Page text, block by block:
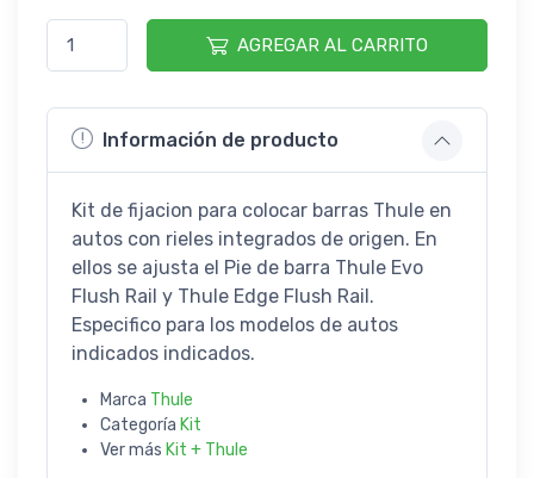
AGREGAR AL CARRITO
Información de producto
Kit de fijacion para colocar barras Thule en
autos con rieles integrados de origen. En
ellos se ajusta el Pie de barra Thule Evo
Flush Rail y Thule Edge Flush Rail.
Especifico para los modelos de autos
indicados indicados.
Marca Thule
Categoría Kit
Ver más Kit + Thule